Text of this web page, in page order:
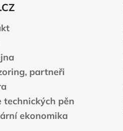
partneři
technických pěn
ekonomika